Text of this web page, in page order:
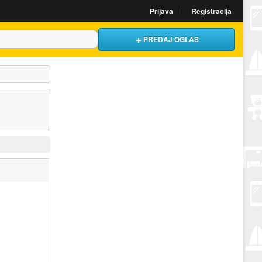
Prijava Registracija
PREDAJ OGLAS